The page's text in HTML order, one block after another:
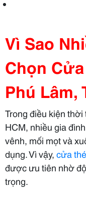
Vì Sao
Chọn
Phú Lâm,
Trong điều kiện thời
HCM, nhiều gia
vênh, mối mọt và
dụng. Vì vậy,cửa
được ưu tiên nhờ
trọng.